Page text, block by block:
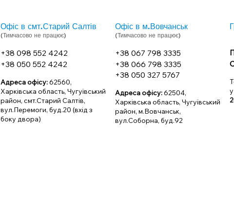
Офіс в смт.Старий Салтів
(Тимчасово не працює)
+38 098 552 4242
+38 050 552 4242
Адреса офісу:62560,
Харківська область, Чугуївський
район, смт.Старий Салтів,
вул.Перемоги, буд.20 (вхід з
боку двора)
Офіс в м.Вовчанськ
(Тимчасово не працює)
+38 067 798 3335
+38 066 798 3335
+38 050 327 5767
Адреса офісу:62504,
Харківська область, Чугуївський
район, м.Вовчанськ,
вул.Соборна, буд.92